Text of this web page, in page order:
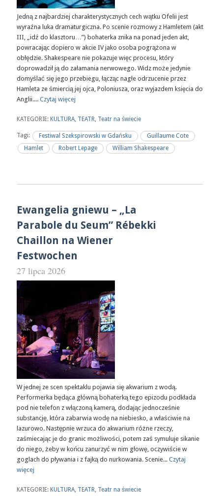
Jedną z najbardziej charakterystycznych cech wątku Ofelii jest
wyraźna luka dramaturgiczna. Po scenie rozmowy z Hamletem (akt
III, „idź do klasztoru…”) bohaterka znika na ponad jeden akt,
powracając dopiero w akcie IV jako osoba pogrążona w
obłędzie. Shakespeare nie pokazuje więc procesu, który
doprowadził ją do załamania nerwowego. Widz może jedynie
domyślać się jego przebiegu, łącząc nagłe odrzucenie przez
Hamleta ze śmiercią jej ojca, Poloniusza, oraz wyjazdem księcia do
Anglii.... Czytaj więcej
KATEGORIE: KULTURA, TEATR, Teatr na świecie
Tagi: Festiwal Szekspirowski w Gdańsku
Guillaume Cote
Hamlet
Robert Lepage William Shakespeare
Ewangelia gniewu – „La
Parabole du Seum” Rébekki
Chaillon na Wiener
Festwochen
27 lipca 2026
W jednej ze scen spektaklu pojawia się akwarium z wodą.
Performerka będąca główną bohaterką tego epizodu podkłada
pod nie telefon z włączoną kamerą, dodając jednocześnie
substancję, która zabarwia wodę na niebiesko, a właściwie na
lazurowo. Następnie wrzuca do akwarium różne rzeczy,
zaśmiecając je do granic możliwości, potem zaś symuluje sikanie
do niego, żeby w końcu zanurzyć w nim głowę, oczywiście w
goglach do pływania i z fajką do nurkowania. Scenie... Czytaj
więcej
KATEGORIE: KULTURA, TEATR, Teatr na świecie